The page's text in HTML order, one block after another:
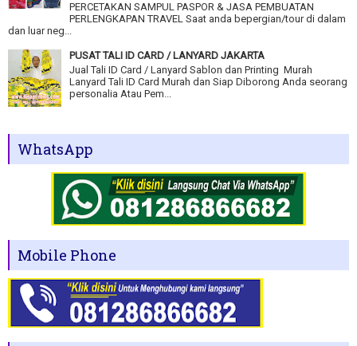
PERCETAKAN SAMPUL PASPOR & JASA PEMBUATAN
PERLENGKAPAN TRAVEL Saat anda bepergian/tour di dalam
dan luar neg...
PUSAT TALI ID CARD / LANYARD JAKARTA
Jual Tali ID Card / Lanyard Sablon dan Printing Murah
Lanyard Tali ID Card Murah dan Siap Diborong Anda seorang
personalia Atau Pem...
WhatsApp
Mobile Phone